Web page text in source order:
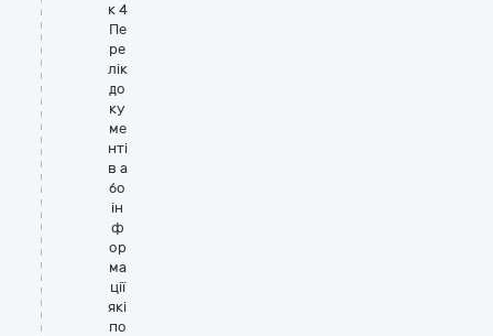
к 4
Пе
ре
лік
до
ку
ме
нті
в а
бо
ін
ф
ор
ма
ції
які
по